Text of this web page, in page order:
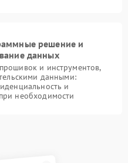
решение и
данных
и инструментов,
данными:
и
необходимости